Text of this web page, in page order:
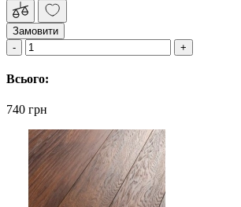
Замовити
Всього:
740 грн